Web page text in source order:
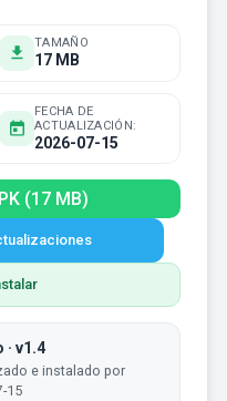
TAMAÑO
17 MB
FECHA DE
ACTUALIZACIÓN:
2026-07-15
(17 MB)
v1.4
e instalado por
15